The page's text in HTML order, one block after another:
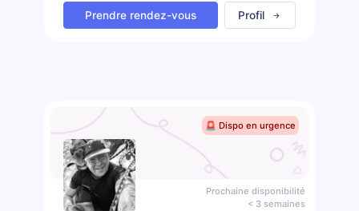
Prendre rendez-vous Profil
🚨 Dispo en urgence
Prochaine disponibilité
< 3 semaines